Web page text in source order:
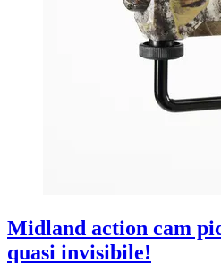
Midland action cam
quasi invisibile!